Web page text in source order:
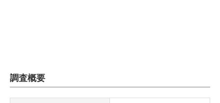
調査概要